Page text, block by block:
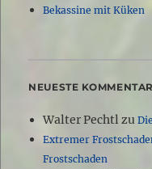
Bekassine mit Küken
NEUESTE
Walter Pechtlzu
Extremer
Frostschaden